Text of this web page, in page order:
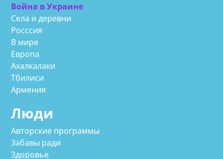
Война в Украине
Села и деревни
Росссия
В мире
Европа
Ахалкалаки
Тбилиси
Армения
Люди
Авторские программы
Забавы ради
Здоровье